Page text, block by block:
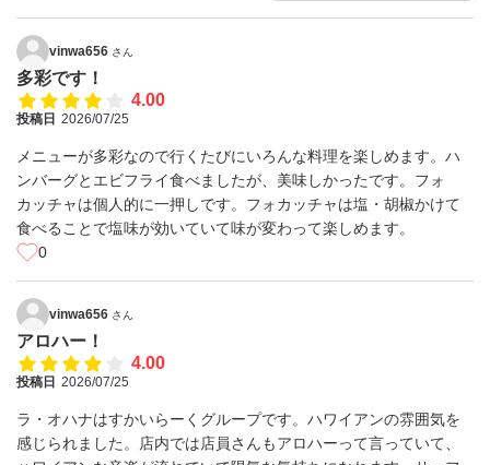
vinwa656 さん
多彩です！
4.00
投稿日 2026/07/25
メニューが多彩なので行くたびにいろんな料理を楽しめます。ハ
ンバーグとエビフライ食べましたが、美味しかったです。フォ
カッチャは個人的に一押しです。フォカッチャは塩・胡椒かけて
食べることで塩味が効いていて味が変わって楽しめます。
0
vinwa656 さん
アロハー！
4.00
投稿日 2026/07/25
ラ・オハナはすかいらーくグループです。ハワイアンの雰囲気を
感じられました。店内では店員さんもアロハーって言っていて、